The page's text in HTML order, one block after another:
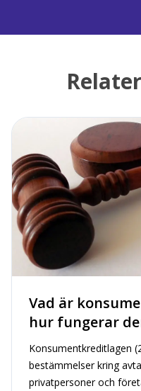
Vad är
hur fungerar
Konsumentkreditlagen
bestämmelser kring
privatpersoner och